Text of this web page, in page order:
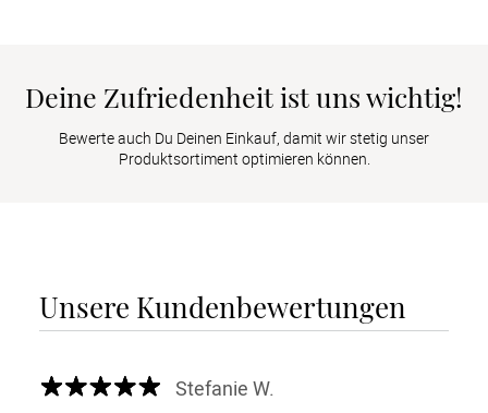
Deine Zufriedenheit ist uns wichtig!
Bewerte auch Du Deinen Einkauf, damit wir stetig unser
Produktsortiment optimieren können.
Unsere Kundenbewertungen
Stefanie W.